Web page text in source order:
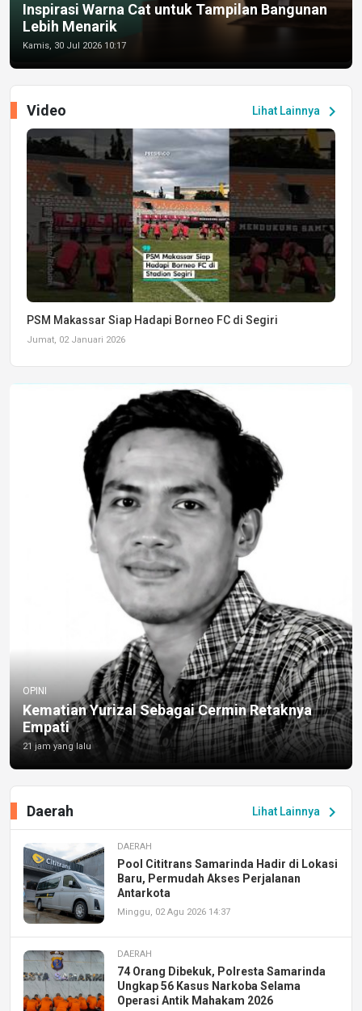
Inspirasi Warna Cat untuk Tampilan Bangunan
Lebih Menarik
Kamis, 30 Jul 2026 10:17
Lihat Lainnya chevron_right
Video
PSM Makassar Siap Hadapi Borneo FC di Segiri
Jumat, 02 Januari 2026
OPINI
Kematian Yurizal Sebagai Cermin Retaknya
Empati
21 jam yang lalu
Lihat Lainnya chevron_right
Daerah
DAERAH
Pool Cititrans Samarinda Hadir di Lokasi
Baru, Permudah Akses Perjalanan
Antarkota
Minggu, 02 Agu 2026 14:37
DAERAH
74 Orang Dibekuk, Polresta Samarinda
Ungkap 56 Kasus Narkoba Selama
Operasi Antik Mahakam 2026